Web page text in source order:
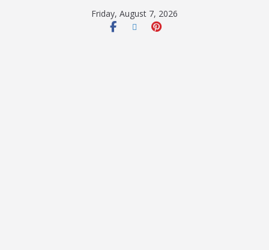
Friday, August 7, 2026